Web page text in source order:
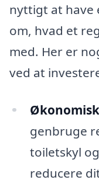
nyttigt at have
om, hvad et
med. Her er
ved at
genbruge
toiletskyl
reducere